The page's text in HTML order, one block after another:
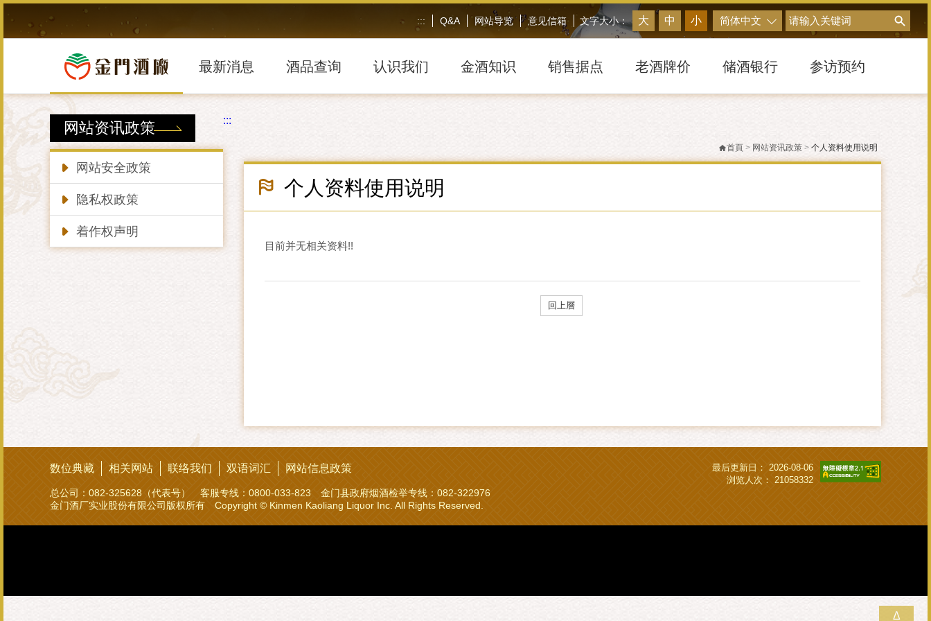
Δ
到
塊
搜尋
简体中文
文字大小： 大 中 小
::: Q&A 网站导览 意见信箱
最新消息 酒品查询 认识我们 金酒知识 销售据点 老酒牌价 储酒银行 参访预约
:::
网站资讯政策
网站安全政策
隐私权政策
着作权声明
首頁 > 网站资讯政策 > 个人资料使用说明
个人资料使用说明
目前并无相关资料!!
回上層
数位典藏 相关网站 联络我们 双语词汇 网站信息政策
总公司：082-325628（代表号） 客服专线：0800-033-823 金门县政府烟酒检举专线：082-322976
金门酒厂实业股份有限公司版权所有 Copyright © Kinmen Kaoliang Liquor Inc. All Rights Reserved.
最后更新日： 2026-08-06
浏览人次： 21058332